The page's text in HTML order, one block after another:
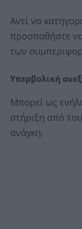
Αντί να
προσπαθήστε
των
Υπερβολική
Μπορεί ως
στήριξη από
ανάγκη.